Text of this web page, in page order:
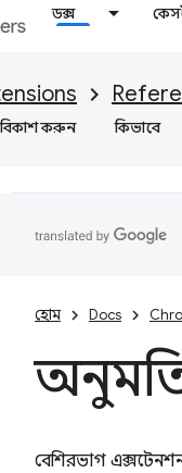
ডক্স কেস
বিকাশ করুন কিভাবে
হোম Docs
বেশিরভাগ